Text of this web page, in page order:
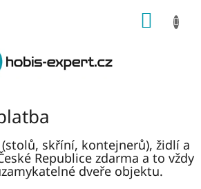
skříní, kontejnerů), židlí a
Republice zdarma a to vždy
dveře objektu.